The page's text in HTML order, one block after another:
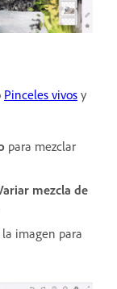
Pinceles vivos y
para mezclar
mezcla de
imagen para